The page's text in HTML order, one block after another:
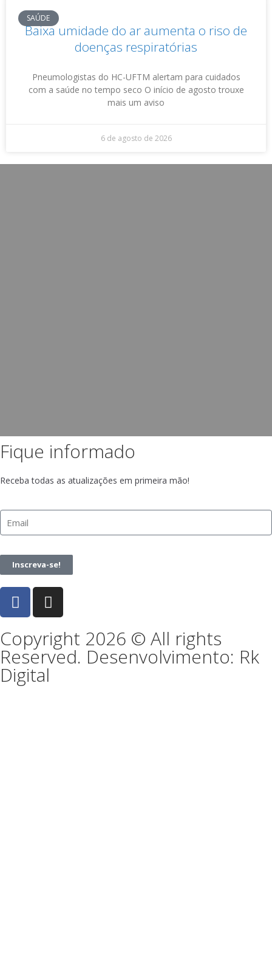
SAÚDE
Baixa umidade do ar aumenta o riso de
doenças respiratórias
Pneumologistas do HC-UFTM alertam para cuidados
com a saúde no tempo seco O início de agosto trouxe
mais um aviso
6 de agosto de 2026
Fique informado
Receba todas as atualizações em primeira mão!
Inscreva-se!
Copyright 2026 © All rights
Reserved. Desenvolvimento: Rk
Digital